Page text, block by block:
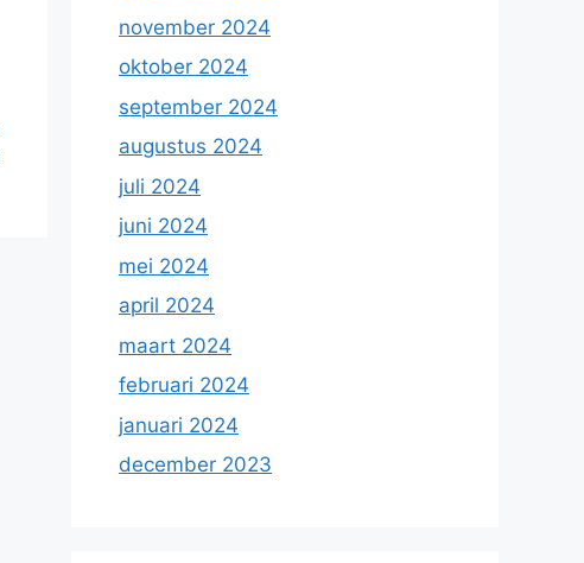
november 2024
oktober 2024
september 2024
augustus 2024
juli 2024
juni 2024
mei 2024
april 2024
maart 2024
februari 2024
januari 2024
december 2023